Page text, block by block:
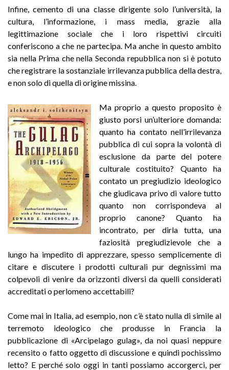
Infine, cemento di una classe dirigente solo l’università, la
cultura, l’informazione, i mass media, grazie alla
legittimazione sociale che i loro rispettivi circuiti
conferiscono a che ne partecipa. Ma anche in questo ambito
sia nella Prima che nella Seconda repubblica non si è potuto
che registrare la sostanziale irrilevanza pubblica della destra,
e non solo di quella di origine missina.
Ma proprio a questo proposito è
giusto porsi un’ulteriore domanda:
quanto ha contato nell’irrilevanza
pubblica di cui sopra la volontà di
esclusione da parte del potere
culturale costituito? Quanto ha
contato un pregiudizio ideologico
che giudicava privo di valore tutto
quanto non corrispondeva al
proprio canone? Quanto ha
incontrato, per dirla tutta, una
faziosità pregiudizievole che a
lungo ha impedito di apprezzare, spesso semplicemente di
citare e discutere i prodotti culturali pur degnissimi ma
colpevoli di venire da orizzonti diversi da quelli considerati
accreditati o perlomeno accettabili?
Come mai in Italia, ad esempio, non c’è stato nulla di simile al
terremoto ideologico che produsse in Francia la
pubblicazione di «Arcipelago gulag», da noi quasi neppure
recensito o fatto oggetto di discussione e quindi pochissimo
letto? E perché solo oggi in tanti possiamo accorgerci, per